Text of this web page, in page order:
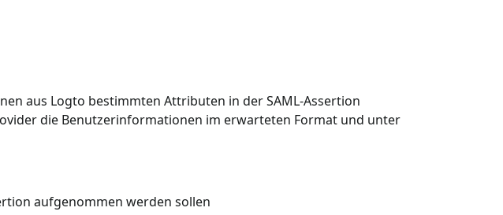
aus Logto bestimmten Attributen in der SAML-Assertion
die Benutzerinformationen im erwarteten Format und unter
aufgenommen werden sollen